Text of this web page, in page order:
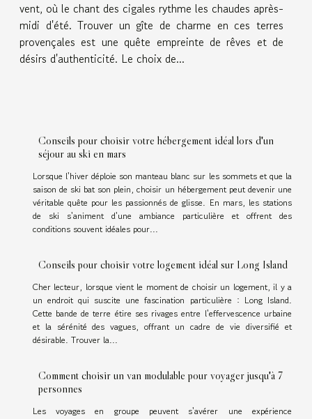
vent, où le chant des cigales rythme les chaudes après-
midi d'été. Trouver un gîte de charme en ces terres
provençales est une quête empreinte de rêves et de
désirs d'authenticité. Le choix de...
Conseils pour choisir votre hébergement idéal lors d'un
séjour au ski en mars
Lorsque l'hiver déploie son manteau blanc sur les sommets et que la
saison de ski bat son plein, choisir un hébergement peut devenir une
véritable quête pour les passionnés de glisse. En mars, les stations
de ski s'animent d'une ambiance particulière et offrent des
conditions souvent idéales pour...
Conseils pour choisir votre logement idéal sur Long Island
Cher lecteur, lorsque vient le moment de choisir un logement, il y a
un endroit qui suscite une fascination particulière : Long Island.
Cette bande de terre étire ses rivages entre l'effervescence urbaine
et la sérénité des vagues, offrant un cadre de vie diversifié et
désirable. Trouver la...
Comment choisir un van modulable pour voyager jusqu'à 7
personnes
Les voyages en groupe peuvent s'avérer une expérience